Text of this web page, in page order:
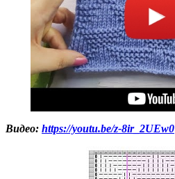
Видео: https://youtu.be/z-8ir_2UEw0